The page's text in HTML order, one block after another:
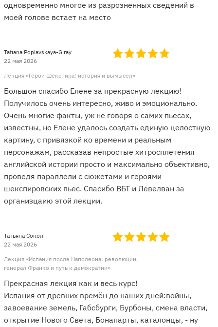
одновременно многое из разрозненных сведений в
моей голове встает на место
Лекция «Герои Шекспира: история и вымысел»
Tatiana Poplavskaya-Giray
22 мая 2026
Большон спасибо Елене за прекрасную лекцию!
Получилось очень интересно, живо и эмоционально.
Очень многие факты, уж не говоря о самих пьесах,
известны, но Елене удалось создать единую целостную
картину, с привязкой ко времени и реальным
персонажам, рассказав непростые хитросплетения
английской истории просто и максимально объективно,
проведя параллели с сюжетами и героями
шекспировских пьес. Спасибо ВБТ и Левелван за
организцаию этой лекции.
Лекция «Испания после Наполеона: революции,
генерал Франко и путь к демократии»
Татьяна Сокол
22 мая 2026
Прекрасная лекция как и весь курс!
Испания от древних времён до наших дней:войны,
завоевание земель, Габсбурги, Бурбоны, смена власти,
открытие Нового Света, Бонапарты, каталонцы, - ну